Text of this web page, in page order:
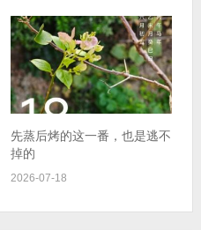
先蒸后烤的这一番，也是逃不
掉的
2026-07-18